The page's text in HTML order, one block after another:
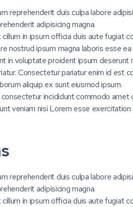
reprehenderit duis culpa labore
adipisicing magna.
cillum in ipsum officia duis aute fugiat
nostrud ipsum magna laboris esse
in voluptate proident ipsum
Consectetur pariatur enim id est
aliquip ex sunt eiusmod ipsum.
incididunt commodo amet
veniam nisi Lorem esse exercitation
reprehenderit duis culpa labore
adipisicing magna.
cillum in ipsum officia duis aute fugiat